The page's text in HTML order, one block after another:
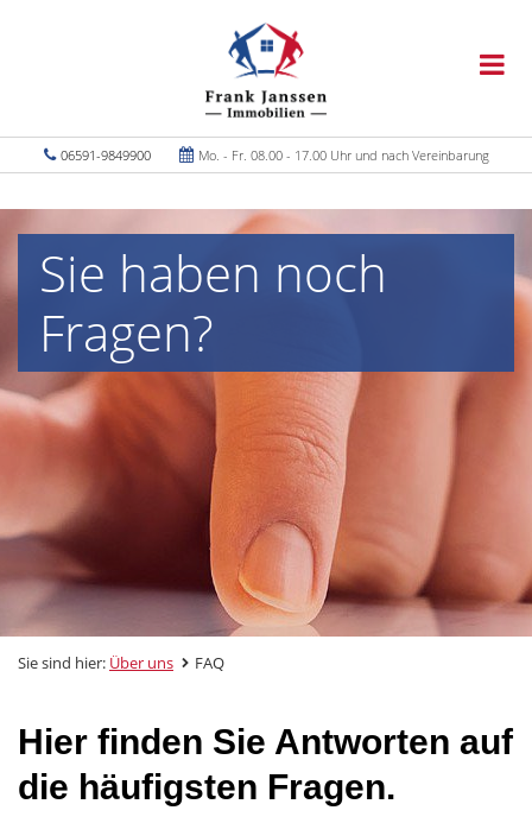
06591-9849900 Mo. - Fr. 08.00 - 17.00 Uhr und nach Vereinbarung
Sie haben noch
Fragen?
Sie sind hier: Über uns FAQ
Hier finden Sie Antworten auf
die häufigsten Fragen.